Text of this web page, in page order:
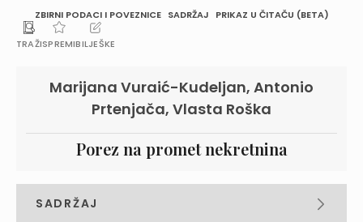
ZBIRNI PODACI I POVEZNICE SADRŽAJ PRIKAZ U ČITAČU (BETA)
TRAŽISPREMIBILJEŠKE
Marijana Vuraić-Kudeljan, Antonio
Prtenjača, Vlasta Roška
Porez na promet nekretnina
SADRŽAJ